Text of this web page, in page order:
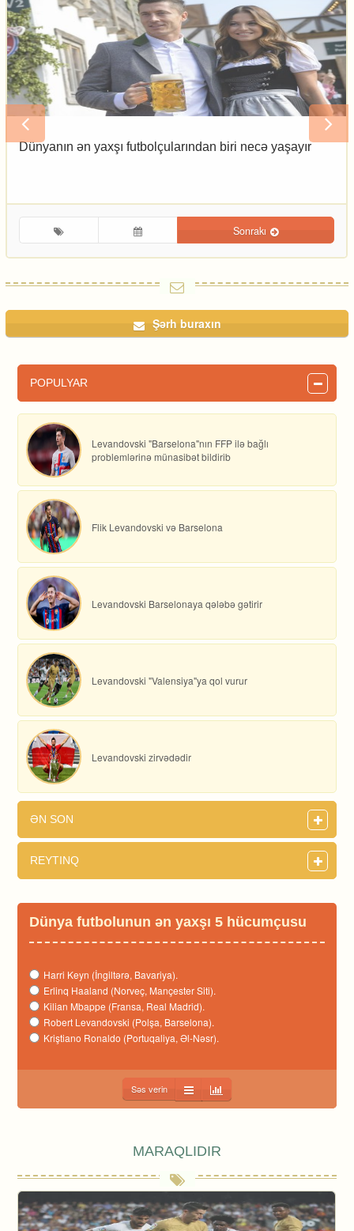
ən yaxşı futbolçularından biri necə yaşayır
Sonrakı
Şərh buraxın
POPULYAR
Levandovski "Barselona"nın FFP ilə bağlı
problemlərinə münasibət bildirib
Flik Levandovski və Barselona
Levandovski Barselonaya qələbə gətirir
Levandovski "Valensiya"ya qol vurur
Levandovski zirvədədir
ƏN SON
REYTINQ
Dünya futbolunun ən yaxşı 5 hücumçusu
Harri Keyn (İngiltərə, Bavariya).
Erlinq Haaland (Norveç, Mançester Siti).
Kilian Mbappe (Fransa, Real Madrid).
Robert Levandovski (Polşa, Barselona).
Kriştiano Ronaldo (Portuqaliya, Əl-Nəsr).
Səs verin
MARAQLIDIR